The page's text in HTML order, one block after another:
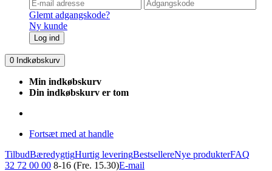
Glemt adgangskode?
Ny kunde
Log ind
0 Indkøbskurv
Min indkøbskurv
Din indkøbskurv er tom
Fortsæt med at handle
TilbudBæredygtigHurtig leveringBestsellereNye produkterFAQ
32 72 00 00 8-16 (Fre. 15.30)E-mail